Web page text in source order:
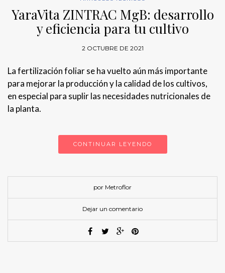
YaraVita ZINTRAC MgB: desarrollo
y eficiencia para tu cultivo
2 OCTUBRE DE 2021
La fertilización foliar se ha vuelto aún más importante
para mejorar la producción y la calidad de los cultivos,
en especial para suplir las necesidades nutricionales de
la planta.
CONTINUAR LEYENDO
por Metroflor
Dejar un comentario